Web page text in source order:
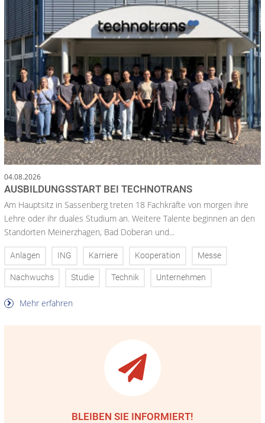
04.08.2026
AUSBILDUNGSSTART BEI TECHNOTRANS
Am Hauptsitz in Sassenberg treten 18 Fachkräfte von morgen ihre
Lehre oder ihr duales Studium an. Weitere Talente beginnen an den
Standorten Meinerzhagen, Bad Doberan und...
Anlagen ING Karriere Kooperation Messe
Nachwuchs Studie Technik Unternehmen
Mehr erfahren
BLEIBEN SIE INFORMIERT!